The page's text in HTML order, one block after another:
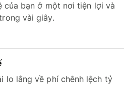
của bạn ở một nơi tiện lợi và
vài giây.
lo lắng về phí chênh lệch tỷ